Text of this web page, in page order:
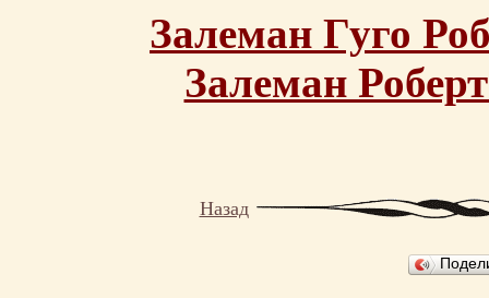
Залеман Гуго
Залеман
Назад